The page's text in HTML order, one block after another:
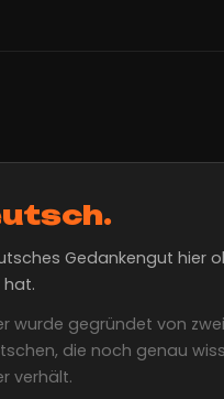
Gedankengut hier
hat.
wurde gegründet von zwei
die noch genau
verhält.